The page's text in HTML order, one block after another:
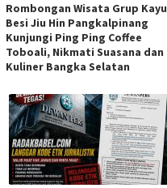
Rombongan Wisata Grup Kayu
Besi Jiu Hin Pangkalpinang
Kunjungi Ping Ping Coffee
Toboali, Nikmati Suasana dan
Kuliner Bangka Selatan